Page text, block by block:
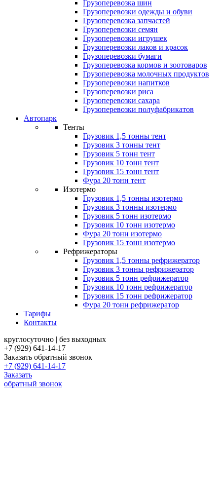
Грузоперевозка шин
Грузоперевозки одежды и обуви
Грузоперевозка запчастей
Грузоперевозки семян
Грузоперевозки игрушек
Грузоперевозки лаков и красок
Грузоперевозки бумаги
Грузоперевозка кормов и зоотоваров
Грузоперевозка молочных продуктов
Грузоперевозки напитков
Грузоперевозки риса
Грузоперевозки сахара
Грузоперевозки полуфабрикатов
Автопарк
Тенты
Грузовик 1,5 тонны тент
Грузовик 3 тонны тент
Грузовик 5 тонн тент
Грузовик 10 тонн тент
Грузовик 15 тонн тент
Фура 20 тонн тент
Изотермо
Грузовик 1,5 тонны изотермо
Грузовик 3 тонны изотермо
Грузовик 5 тонн изотермо
Грузовик 10 тонн изотермо
Фура 20 тонн изотермо
Грузовик 15 тонн изотермо
Рефрижераторы
Грузовик 1,5 тонны рефрижератор
Грузовик 3 тонны рефрижератор
Грузовик 5 тонн рефрижератор
Грузовик 10 тонн рефрижератор
Грузовик 15 тонн рефрижератор
Фура 20 тонн рефрижератор
Тарифы
Контакты
круглосуточно | без выходных
+7 (929) 641-14-17
Заказать обратный звонок
+7 (929) 641-14-17
Заказать
обратный звонок